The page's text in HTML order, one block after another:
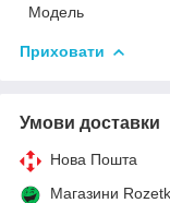
Модель
Приховати
Умови доставки
Нова Пошта
Магазини